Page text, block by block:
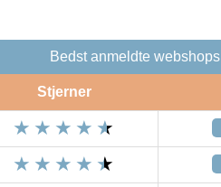
Bedst anmeldte webshops
Stjerner